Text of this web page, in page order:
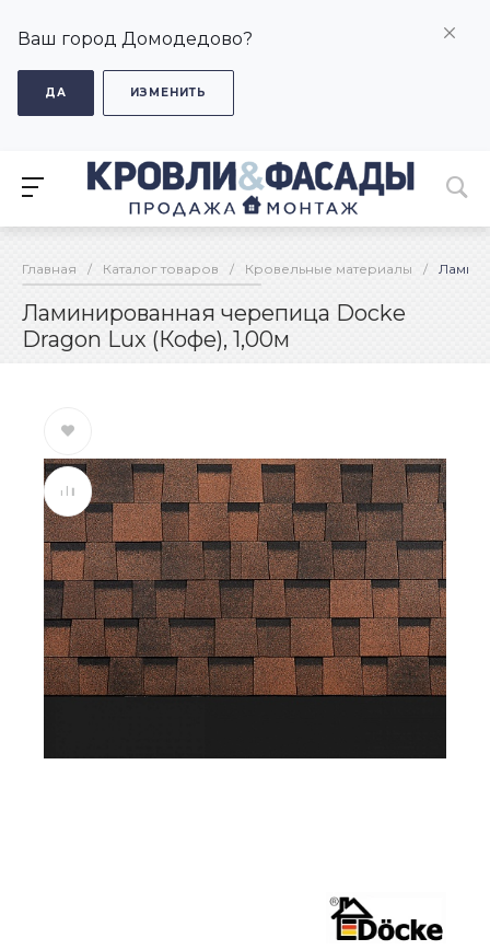
Ваш город Домодедово?
ДА ИЗМЕНИТЬ
Главная / Каталог товаров / Кровельные материалы /
Ламинированная черепица Docke
Dragon Lux (Кофе), 1,00м